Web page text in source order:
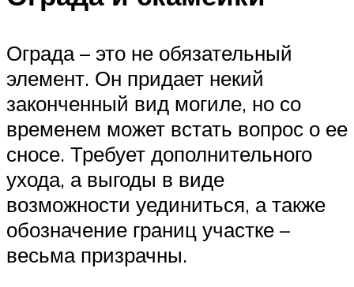
Ограда – это не обязательный
элемент. Он придает некий
законченный вид могиле, но со
временем может встать вопрос о ее
сносе. Требует дополнительного
ухода, а выгоды в виде
возможности уединиться, а также
обозначение границ участке –
весьма призрачны.